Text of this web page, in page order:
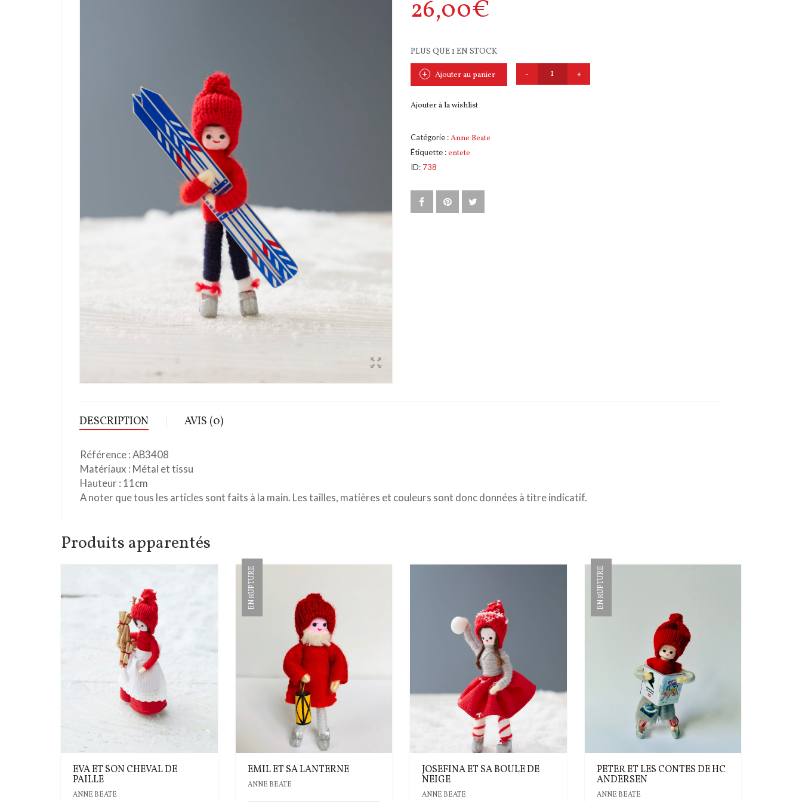
26,00€
PLUS QUE 1 EN STOCK
Ajouter au panier
Ajouter à la wishlist
Catégorie :Anne Beate
Étiquette :entete
ID: 738
DESCRIPTION AVIS (0)
Référence : AB3408
Matériaux : Métal et tissu
Hauteur : 11cm
A noter que tous les articles sont faits à la main. Les tailles, matières et couleurs sont donc données à titre indicatif.
Produits apparentés
EVA ET SON CHEVAL DE
PAILLE
ANNE BEATE
EN RUPTURE
EMIL ET SA LANTERNE
ANNE BEATE
JOSEFINA ET SA BOULE DE
NEIGE
ANNE BEATE
EN RUPTURE
PETER ET LES CONTES DE HC
ANDERSEN
ANNE BEATE